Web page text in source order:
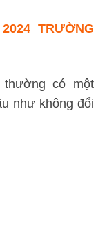
TRƯỜNG
có một
như không đổi